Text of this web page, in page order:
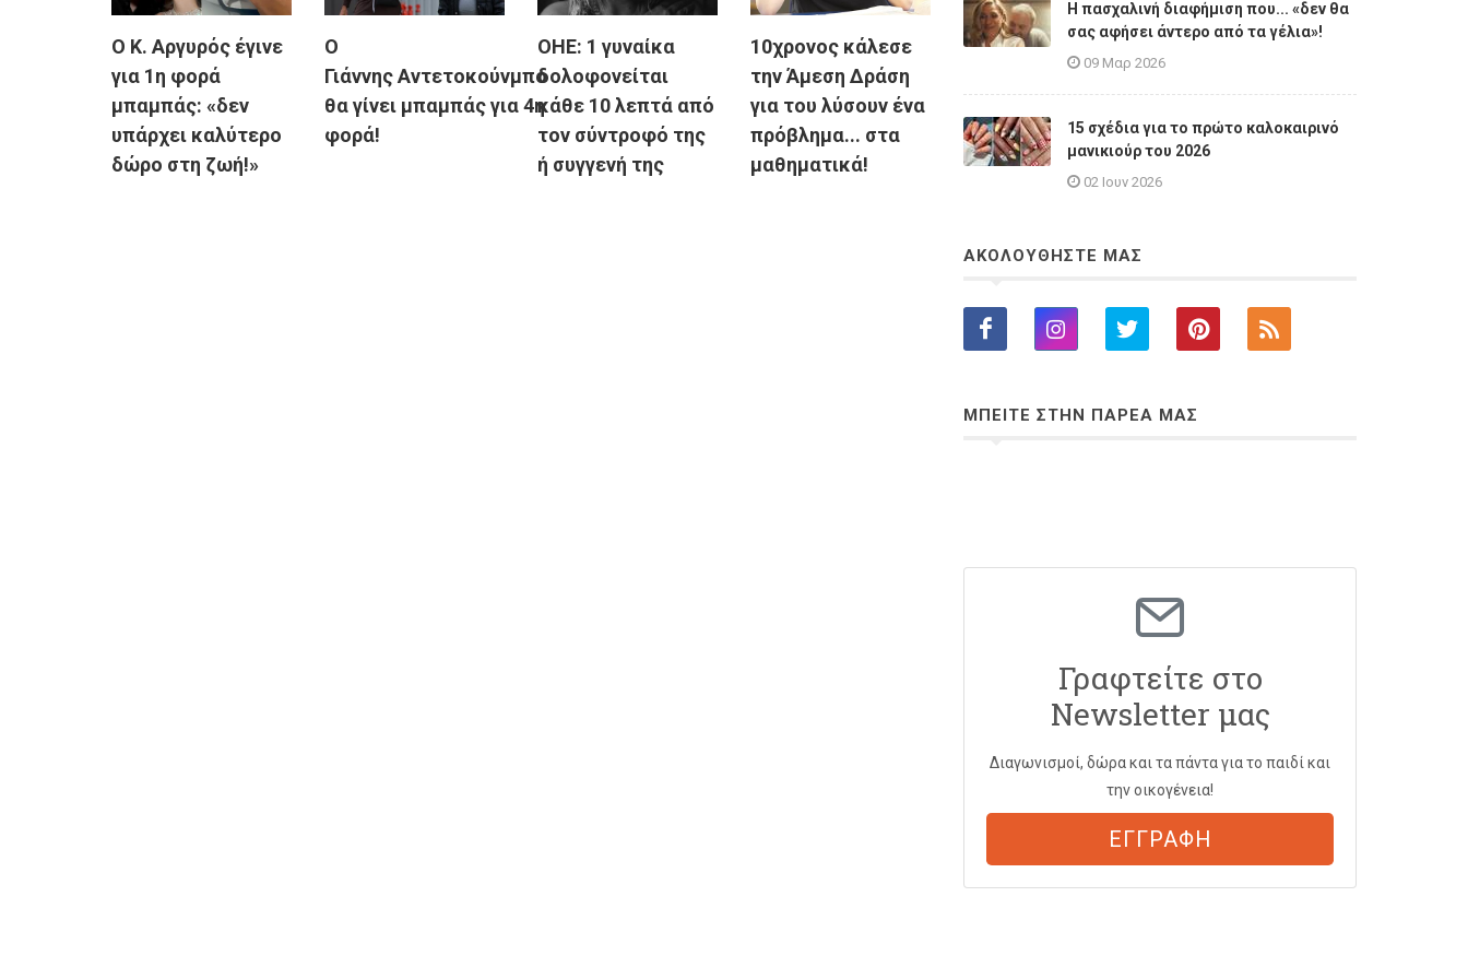
Ο Κ. Αργυρός έγινε
για 1η φορά
μπαμπάς: «δεν
υπάρχει καλύτερο
δώρο στη ζωή!»
Ο
Γιάννης Αντετοκούνμπο
θα γίνει μπαμπάς για 4η
φορά!
ΟΗΕ: 1 γυναίκα
δολοφονείται
κάθε 10 λεπτά από
τον σύντροφό της
ή συγγενή της
10χρονος κάλεσε
την Άμεση Δράση
για του λύσουν ένα
πρόβλημα... στα
μαθηματικά!
Η πασχαλινή διαφήμιση που... «δεν θα
σας αφήσει άντερο από τα γέλια»!
09 Μαρ 2026
15 σχέδια για το πρώτο καλοκαιρινό
μανικιούρ του 2026
02 Ιουν 2026
ΑΚΟΛΟΥΘΗΣΤΕ ΜΑΣ
ΜΠΕΙΤΕ ΣΤΗΝ ΠΑΡΕΑ ΜΑΣ
Γραφτείτε στο
Newsletter μας
Διαγωνισμοί, δώρα και τα πάντα για το παιδί και
την οικογένεια!
ΕΓΓΡΑΦΗ